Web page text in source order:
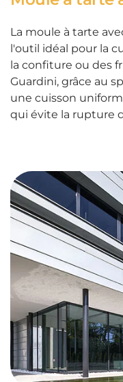
La moule à tarte
l'outil idéal pour la
la confiture ou des
Guardini, grâce au
une cuisson
qui évite la rupture